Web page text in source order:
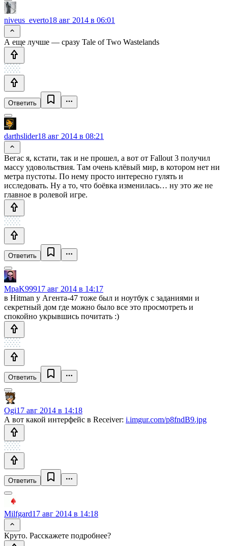
niveus_everto18 авг 2014 в 06:01
А еще лучше — сразу Tale of Two Wastelands
Ответить
darthslider18 авг 2014 в 08:21
Вегас я, кстати, так и не прошел, а вот от Fallout 3 получил
массу удовольствия. Там очень клёвый мир, в котором нет ни
метра пустоты. По нему просто интересно гулять и
исследовать. Ну а то, что боёвка изменилась… ну это же не
главное в ролевой игре.
Ответить
MpaK99917 авг 2014 в 14:17
в Hitman у Агента-47 тоже был и ноутбук с заданиями и
секретный дом где можно было все это просмотреть и
спокойно укрывшись почитать :)
Ответить
Ogi17 авг 2014 в 14:18
А вот какой интерфейс в Receiver: i.imgur.com/p8fndB9.jpg
Ответить
Milfgard17 авг 2014 в 14:18
Круто. Расскажете подробнее?